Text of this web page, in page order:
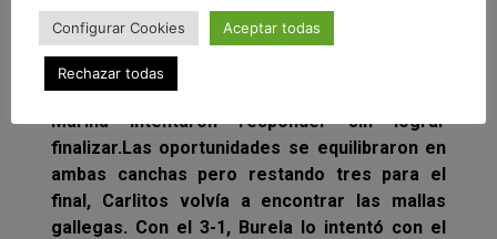
Álex que intervino hasta en tres ocasiones
para frenar los disparos del ala gaditano. El
portero burelense mantenía el electrónico
ante la gran ofensiva local, a la que los de A
Mariña intentaron responder sin lograr
finalizar.Las oportunidades se equilibraron en
ambas canchas pero restando tres para el
final, Carlitos volvía a encontrar las mallas
gallegas. Con el 3-1, Burela lo intentó con el
Configurar Cookies Aceptar todas
Rechazar todas